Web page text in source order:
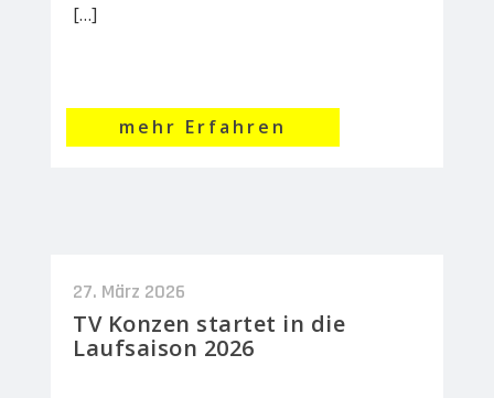
[…]
mehr Erfahren
27. März 2026
TV Konzen startet in die
Laufsaison 2026